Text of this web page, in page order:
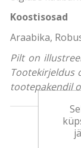
Koostisosad
Araabika,
Pilt on
Tootekirjeldus
tootepakendil